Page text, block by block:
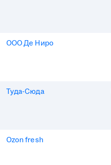
ООО Де Ниро
Туда-Сюда
Ozon fresh